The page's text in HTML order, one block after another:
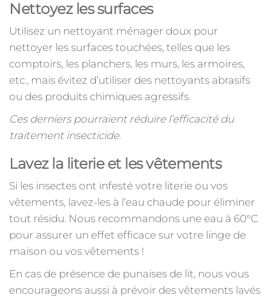
Nettoyez les surfaces
Utilisez un nettoyant ménager doux pour
nettoyer les surfaces touchées, telles que les
comptoirs, les planchers, les murs, les armoires,
etc., mais évitez d’utiliser des nettoyants abrasifs
ou des produits chimiques agressifs.
Ces derniers pourraient réduire l’efficacité du
traitement insecticide.
Lavez la literie et les vêtements
Si les insectes ont infesté votre literie ou vos
vêtements, lavez-les à l’eau chaude pour éliminer
tout résidu. Nous recommandons une eau à 60°C
pour assurer un effet efficace sur votre linge de
maison ou vos vêtements !
En cas de présence de punaises de lit, nous vous
encourageons aussi à prévoir des vêtements lavés